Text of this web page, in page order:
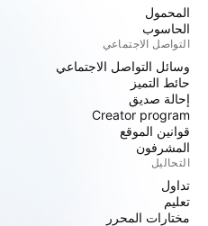
المحمول
الحاسوب
التواصل الاجتماعي
وسائل التواصل الاجتماعي
حائط التميز
إحالة صديق
Creator program
قوانين الموقع
المشرفون
التحاليل
تداول
تعليم
مختارات المحرر